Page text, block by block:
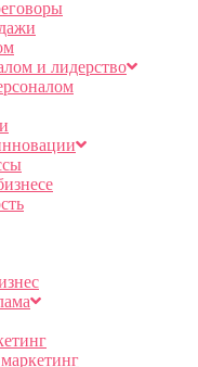
и лидерство